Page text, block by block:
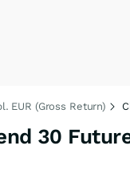
EUR (Gross Return)
30